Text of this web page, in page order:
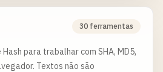
30 ferramentas
para trabalhar com SHA, MD5,
Textos não são